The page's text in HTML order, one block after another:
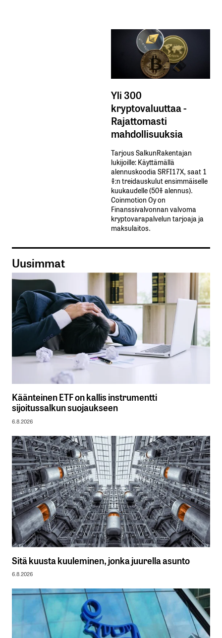
Yli 300
kryptovaluuttaa -
Rajattomasti
mahdollisuuksia
Tarjous SalkunRakentajan
lukijoille: Käyttämällä​ ​
alennuskoodia​ ​SRFI17X,​ ​saat​ ​1
%:n treidauskulut​ ​ensimmäiselle​ ​
kuukaudelle​ ​(50%​ ​alennus).
Coinmotion Oy on
Finanssivalvonnan valvoma
kryptovarapalvelun tarjoaja ja
maksulaitos.
Uusimmat
Käänteinen ETF on kallis instrumentti
sijoitussalkun suojaukseen
6.8.2026
Sitä kuusta kuuleminen, jonka juurella asunto
6.8.2026